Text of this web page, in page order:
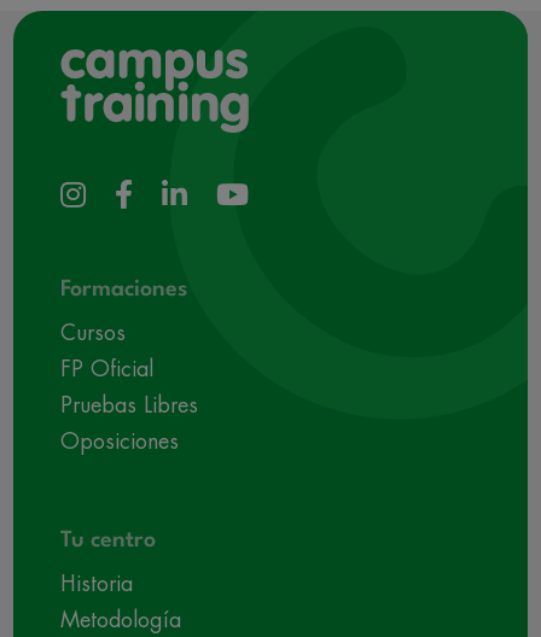
Formaciones
Cursos
FP Oficial
Pruebas Libres
Oposiciones
Tu centro
Historia
Metodología